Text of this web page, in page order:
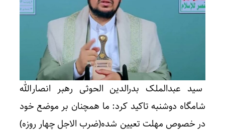
سید عبدالملک بدرالدین الحوثی رهبر انصارالله
شامگاه دوشنبه تاکید کرد: ما همچنان بر موضع خود
در خصوص مهلت تعیین شده(ضرب الاجل چهار روزه)